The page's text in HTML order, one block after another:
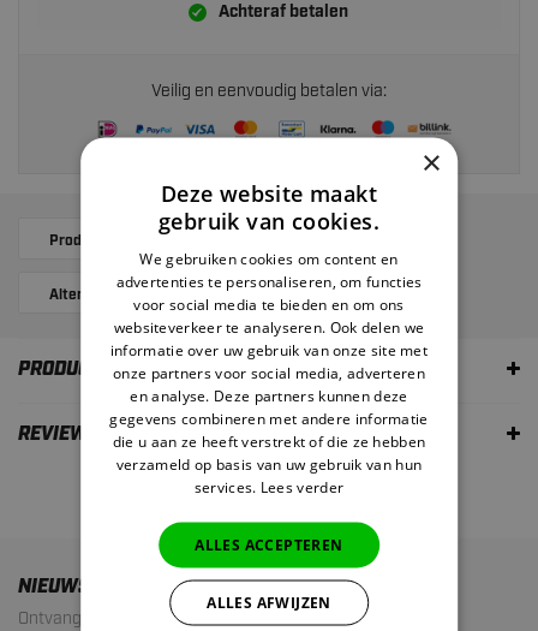
Achteraf betalen
Veilig en eenvoudig betalen via:
Productomschrijving
Alternatives Reviews
PRODUCTOMSCHRIJVING
REVIEWS
NIEUWSBRIEF
Ontvang de laatste aanbiedingen en acties!
×
Deze website maakt
gebruik van cookies.
We gebruiken cookies om content en
advertenties te personaliseren, om functies
voor social media te bieden en om ons
websiteverkeer te analyseren. Ook delen we
informatie over uw gebruik van onze site met
onze partners voor social media, adverteren
en analyse. Deze partners kunnen deze
gegevens combineren met andere informatie
die u aan ze heeft verstrekt of die ze hebben
verzameld op basis van uw gebruik van hun
services. Lees verder
ALLES ACCEPTEREN
ALLES AFWIJZEN